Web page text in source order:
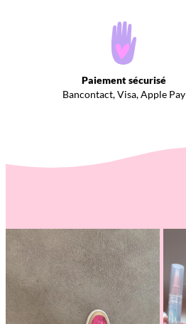
Paiement sécurisé
Bancontact, Visa, Apple Pay